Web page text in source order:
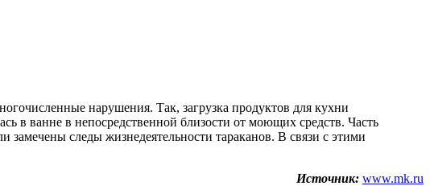
нарушения. Так, загрузка продуктов для кухни
в ванне в непосредственной близости от моющих средств. Часть
следы жизнедеятельности тараканов. В связи с этими
Источник: www.mk.ru